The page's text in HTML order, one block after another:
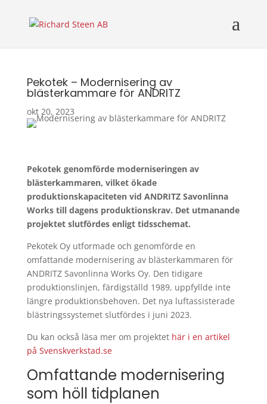
Pekotek – Modernisering av
blästerkammare för ANDRITZ
okt 20, 2023
Pekotek genomförde moderniseringen av
blästerkammaren, vilket ökade
produktionskapaciteten vid ANDRITZ Savonlinna
Works till dagens produktionskrav. Det utmanande
projektet slutfördes enligt tidsschemat.
Pekotek Oy utformade och genomförde en
omfattande modernisering av blästerkammaren för
ANDRITZ Savonlinna Works Oy. Den tidigare
produktionslinjen, färdigställd 1989, uppfyllde inte
längre produktionsbehoven. Det nya luftassisterade
blästringssystemet slutfördes i juni 2023.
Du kan också läsa mer om projektet här i en artikel
på Svenskverkstad.se
Omfattande modernisering
som höll tidplanen